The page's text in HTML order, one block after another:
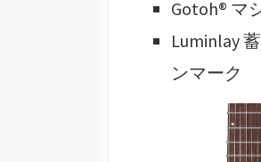
Gotoh® マ
Luminlay
ンマーク